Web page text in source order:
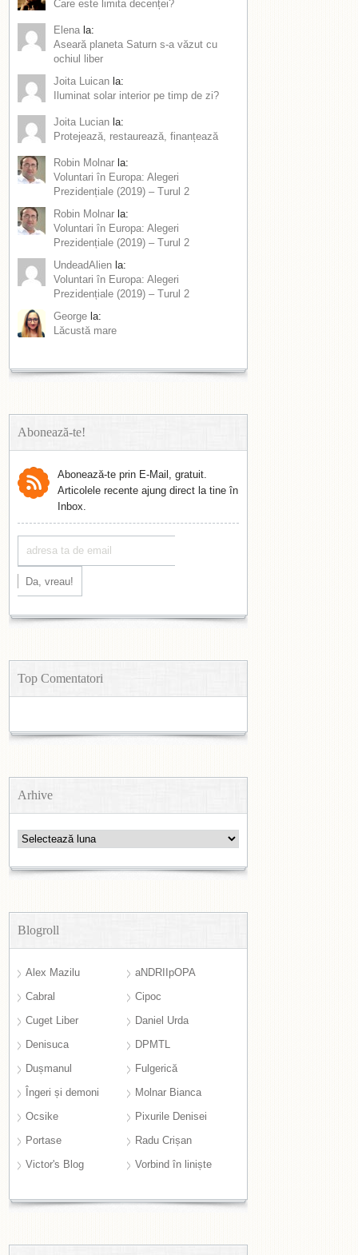
Care este limita decenței?
Elena la:
Aseară planeta Saturn s-a văzut cu
ochiul liber
Joita Luican la:
Iluminat solar interior pe timp de zi?
Joita Lucian la:
Protejează, restaurează, finanțează
Robin Molnar la:
Voluntari în Europa: Alegeri
Prezidențiale (2019) – Turul 2
Robin Molnar la:
Voluntari în Europa: Alegeri
Prezidențiale (2019) – Turul 2
UndeadAlien la:
Voluntari în Europa: Alegeri
Prezidențiale (2019) – Turul 2
George la:
Lăcustă mare
Abonează-te!
Abonează-te prin E-Mail, gratuit.
Articolele recente ajung direct la tine în
Inbox.
Top Comentatori
Arhive
Arhive
Blogroll
Alex Mazilu
aNDRIIpOPA
Cabral
Cipoc
Cuget Liber
Daniel Urda
Denisuca
DPMTL
Dușmanul
Fulgerică
Îngeri și demoni
Molnar Bianca
Ocsike
Pixurile Denisei
Portase
Radu Crișan
Victor's Blog
Vorbind în liniște